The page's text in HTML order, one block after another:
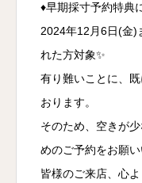
♦️早期採寸予約特典
2024年12月6日(金)
れた方対象✨
有り難いことに、
おります。
そのため、空きが
めのご予約をお願
皆様のご来店、心